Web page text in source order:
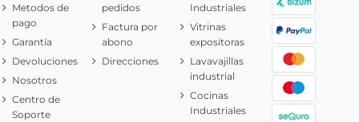
Metodos de
pago
Garantía
Devoluciones
Nosotros
Centro de
Soporte
pedidos
Factura por
abono
Direcciones
Industriales
Vitrinas
expositoras
Lavavajillas
industrial
Cocinas
Industriales